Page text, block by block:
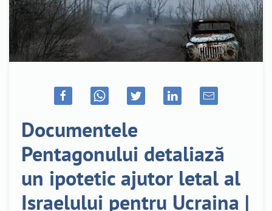
Documentele
Pentagonului detaliază
un ipotetic ajutor letal al
Israelului pentru Ucraina |